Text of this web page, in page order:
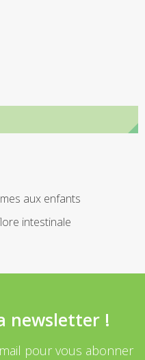
aux enfants
intestinale
newsletter !
pour vous abonner